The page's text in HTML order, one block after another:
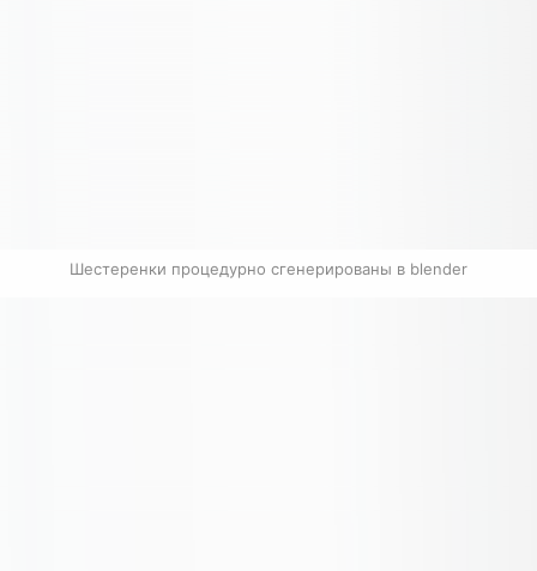
Шестеренки процедурно сгенерированы в blender